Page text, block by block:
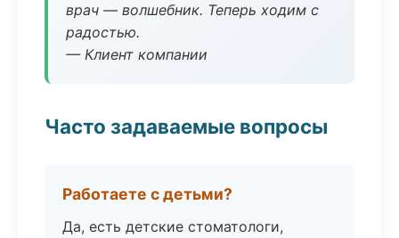
врач — волшебник. Теперь ходим с
радостью.
— Клиент компании
Часто задаваемые вопросы
Работаете с детьми?
Да, есть детские стоматологи,